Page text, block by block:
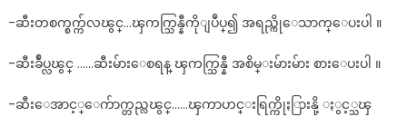
-ဆီးတစက္စက္က်လၽွင္…ၾကက္သြန္နီကိုျပဳပ္၍ အရည္ကိုေသာက္ေပးပါ ။
-ဆီးခ်ဳပ္လၽွင္ ……ဆီးမ်ားေစရန္ ၾကက္သြန္နီ အစိမ္းမ်ားမ်ား စားေပးပါ ။
-ဆီးေအာင့္ေက်ာက္တည္လၽွင္……ၾကာဟင္းရြက္ကိုႏြားနို့ ႏွင့္သၾ